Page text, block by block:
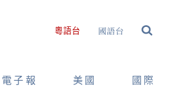
粵語台 國語台
電子報 美國 國際